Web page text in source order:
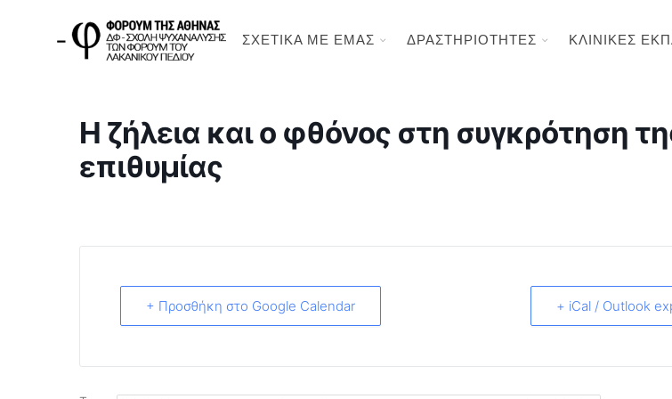
ΣΧΕΤΙΚΑ ΜΕ ΕΜΑΣ ΔΡΑΣΤΗΡΙΟΤΗΤΕΣ ΚΛΙΝΙΚΕΣ
Η ζήλεια και ο φθόνος στη συγκρότηση
επιθυμίας
+ Προσθήκη στο Google Calendar + iCal / Outlook